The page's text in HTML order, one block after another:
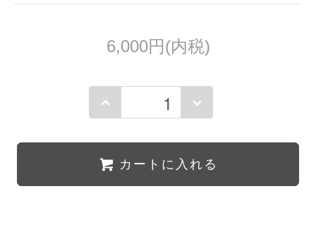
6,000円(内税)
カートに入れる